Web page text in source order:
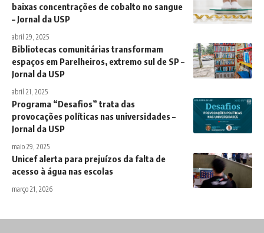
baixas concentrações de cobalto no sangue
– Jornal da USP
abril 29, 2025
Bibliotecas comunitárias transformam
espaços em Parelheiros, extremo sul de SP –
Jornal da USP
abril 21, 2025
Programa “Desafios” trata das
provocações políticas nas universidades –
Jornal da USP
maio 29, 2025
Unicef alerta para prejuízos da falta de
acesso à água nas escolas
março 21, 2026